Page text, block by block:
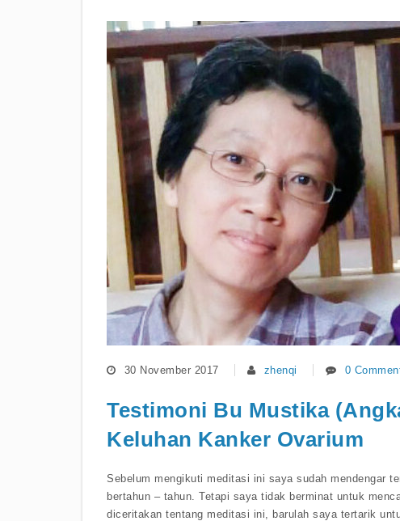
30 November 2017 zhenqi 0
Testimoni Bu Mustika
Keluhan Kanker Ovarium
Sebelum mengikuti meditasi ini saya sudah mendengar
bertahun – tahun. Tetapi saya tidak berminat untuk
diceritakan tentang meditasi ini, barulah saya tertarik